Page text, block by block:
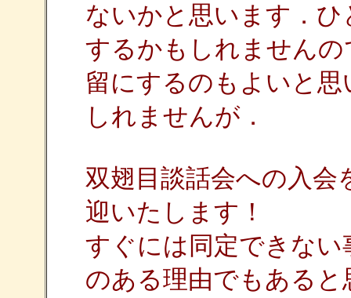
ないかと思います．
するかもしれません
留にするのもよいと
しれませんが．
双翅目談話会への入
迎いたします！
すぐには同定できな
のある理由でもあると